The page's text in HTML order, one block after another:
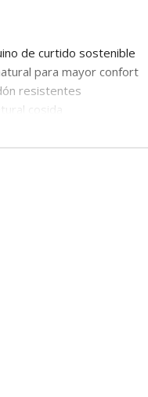
de curtido sostenible
para mayor confort
resistentes
cosida
antimicrobiana
/ 2,8 cm punta